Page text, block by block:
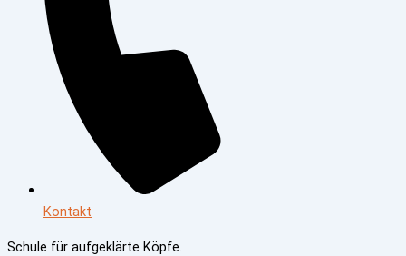
Kontakt
Schule für aufgeklärte Köpfe.